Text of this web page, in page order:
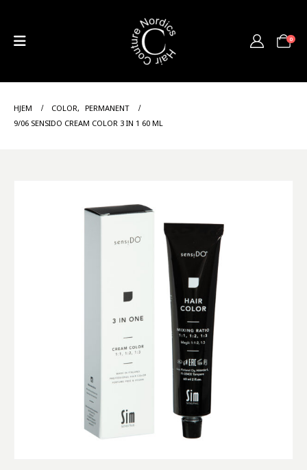
0
HJEM COLOR, PERMANENT
9/06 SENSIDO CREAM COLOR 3 IN 1 60 ML